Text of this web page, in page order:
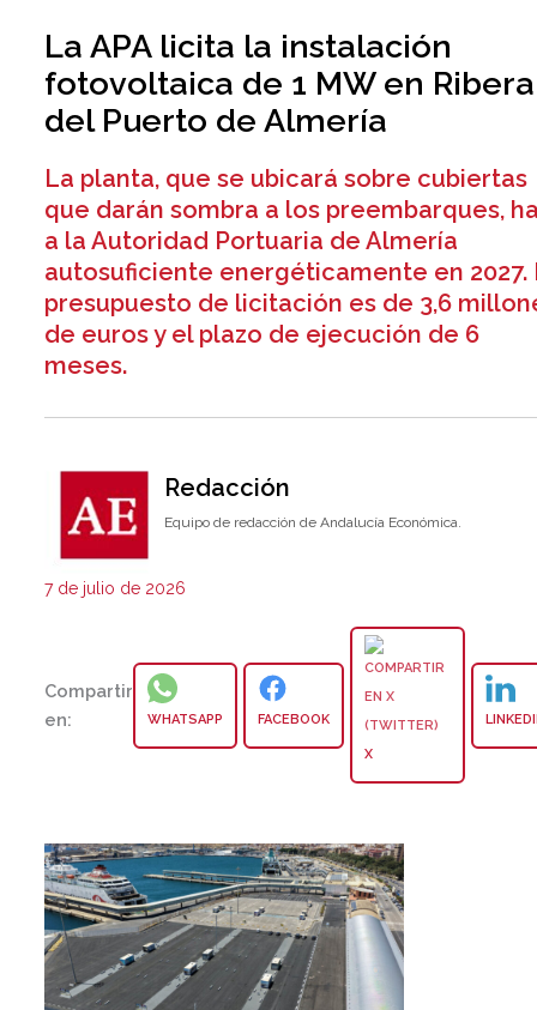
La APA licita la instalación
fotovoltaica de 1 MW en
del Puerto de Almería
La planta, que se ubicará sobre cubiertas
que darán sombra a los preembarques,
a la Autoridad Portuaria de Almería
autosuficiente energéticamente en 2027.
presupuesto de licitación es de 3,6
de euros y el plazo de ejecución de 6
meses.
Redacción
Equipo de redacción de Andalucía Económica.
7 de julio de 2026
Compartir
en:
WHATSAPP FACEBOOK
X